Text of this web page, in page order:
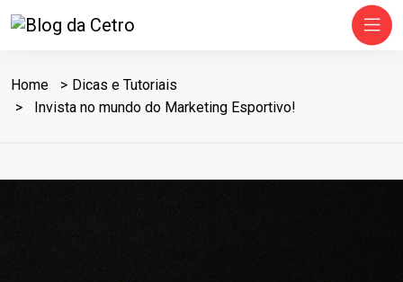
Home
Dicas e Tutoriais
Invista no mundo do Marketing Esportivo!